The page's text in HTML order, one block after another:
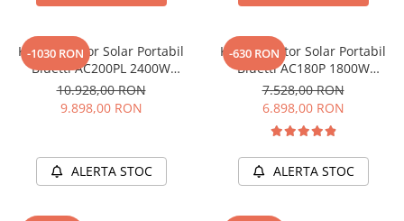
Componente sisteme de balcon
-1030 RON
Kit Generator Solar Portabil
Bluetti AC200PL 2400W
2304Wh cu panou 200W
10.928,00 RON
9.898,00 RON
ALERTA STOC
-630 RON
Kit Generator Solar Portabil
Bluetti AC180P 1800W
1440Wh LifePO4 cu panou
200W
7.528,00 RON
6.898,00 RON
ALERTA STOC